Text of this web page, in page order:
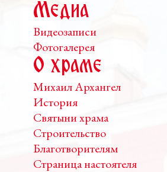
Медиа
Видеозаписи
Фотогалерея
О храме
Михаил Архангел
История
Святыни храма
Строительство
Благотворителям
Страница настоятеля